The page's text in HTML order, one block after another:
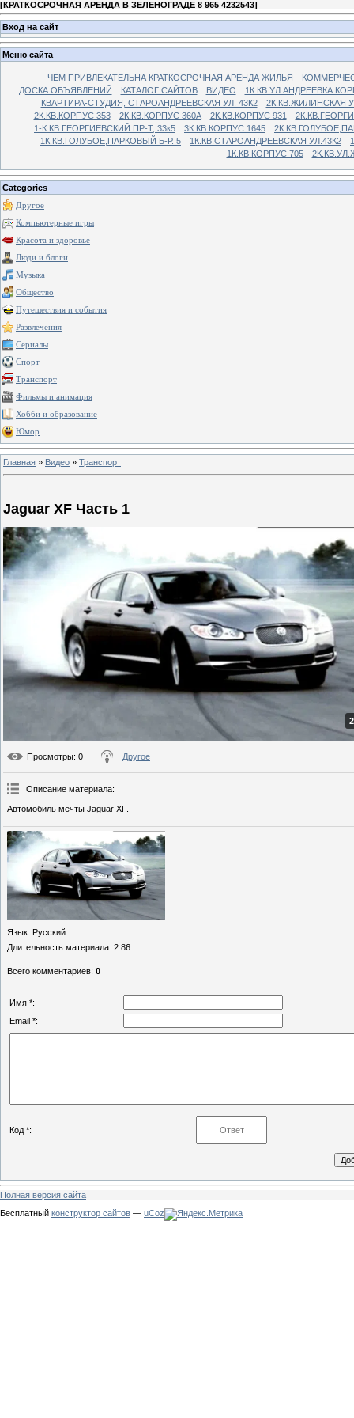
[КРАТКОСРОЧНАЯ АРЕНДА В ЗЕЛЕНОГРАДЕ 8 965 4232543]
Вход на сайт
Меню сайта
ЧЕМ ПРИВЛЕКАТЕЛЬНА КРАТКОСРОЧНАЯ АРЕНДА ЖИЛЬЯ
ДОСКА ОБЪЯВЛЕНИЙ
КАТАЛОГ САЙТОВ ВИДЕО
1К.КВ.УЛ.АНДРЕЕВКА
КВАРТИРА-СТУДИЯ, СТАРОАНДРЕЕВСКАЯ УЛ. 43К2
2К.КВ.ЖИЛИНСКАЯ
2К.КВ.КОРПУС 353
2К.КВ.КОРПУС 360А 2К.КВ.КОРПУС 931
1-К.КВ.ГЕОРГИЕВСКИЙ ПР-Т, 33к5
3К.КВ.КОРПУС 1645
1К.КВ.ГОЛУБОЕ,ПАРКОВЫЙ Б-Р. 5
1К.КВ.СТАРОАНДРЕЕВСКАЯ УЛ.43К2
1К.КВ.КОРПУС 705
Categories
Другое
Компьютерные игры
Красота и здоровье
Люди и блоги
Музыка
Общество
Путешествия и события
Развлечения
Сериалы
Спорт
Транспорт
Фильмы и анимация
Хобби и образование
Юмор
Главная » Видео » Транспорт
Jaguar XF Часть 1
Просмотры: 0 Другое
Описание материала:
Автомобиль мечты Jaguar XF.
Язык: Русский
Длительность материала: 2:86
Всего комментариев: 0
Имя *:
Email *:
Код *:
Полная версия сайта
Бесплатный конструктор сайтов — uCoz